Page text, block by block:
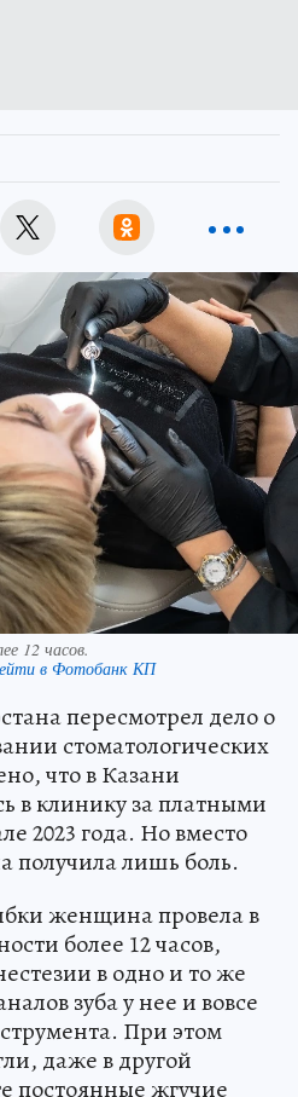
12 часов.
в Фотобанк КП
пересмотрел дело о
стоматологических
что в Казани
в клинику за платными
2023 года. Но вместо
получила лишь боль.
женщина провела в
более 12 часов,
в одно и то же
зуба у нее и вовсе
При этом
даже в другой
постоянные жгучие